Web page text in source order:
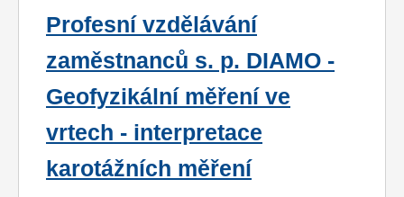
Profesní vzdělávání
zaměstnanců s. p. DIAMO -
Geofyzikální měření ve
vrtech - interpretace
karotážních měření